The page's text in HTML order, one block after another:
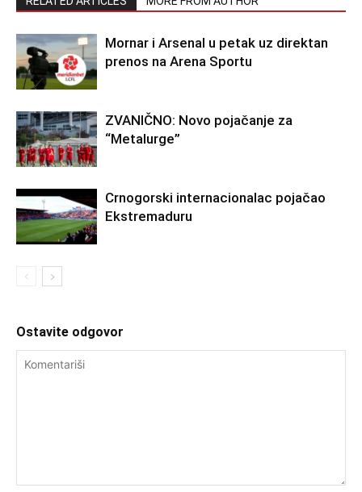
Mornar i Arsenal u petak uz direktan
prenos na Arena Sportu
ZVANIČNO: Novo pojačanje za
“Metalurge”
Crnogorski internacionalac pojačao
Ekstremaduru
Ostavite odgovor